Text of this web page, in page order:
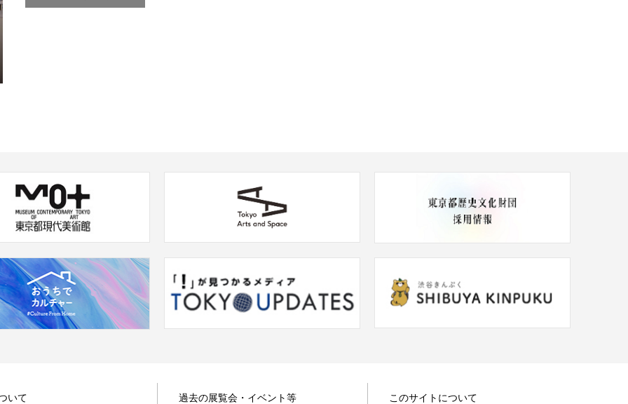
いて 過去の展覧会・イベント等 このサイトについて